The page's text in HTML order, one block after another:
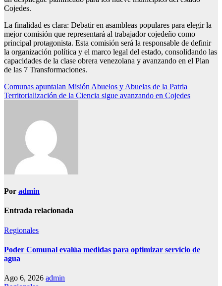
Cojedes.
La finalidad es clara: Debatir en asambleas populares para elegir la
mejor comisión que representará al trabajador cojedeño como
principal protagonista. Esta comisión será la responsable de definir
la organización política y el marco legal del estado, consolidando las
capacidades de la clase obrera venezolana y avanzando en el Plan
de las 7 Transformaciones.
Navegación
de
Comunas apuntalan Misión Abuelos y Abuelas de la Patria
Territorialización de la Ciencia sigue avanzando en Cojedes
Por admin
Entrada relacionada
Regionales
Poder Comunal evalúa medidas para optimizar servicio de
agua
Ago 6, 2026 admin